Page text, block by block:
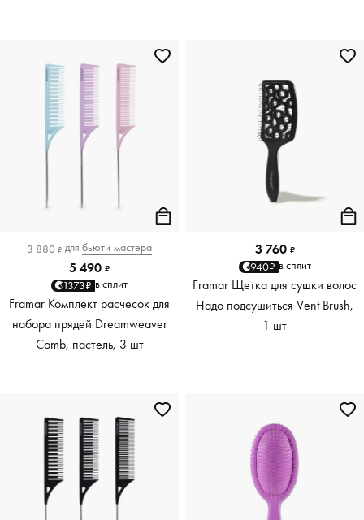
3 880 ₽ для бьюти-мастера
5 490 ₽
1373₽ в сплит
Framar Комплект расчесок для
набора прядей Dreamweaver
Comb, пастель, 3 шт
3 760 ₽
940₽ в сплит
Framar Щетка для сушки волос
Надо подсушиться Vent Brush,
1 шт